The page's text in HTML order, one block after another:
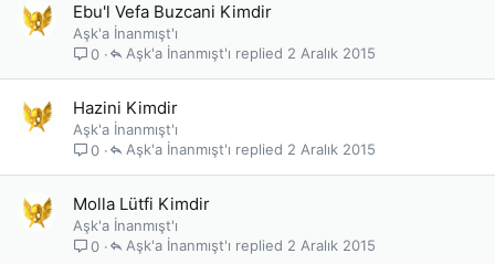
Ebu'l Vefa Buzcani Kimdir
Aşk'a İnanmışt'ı
0
2 Aralık 2015
Aşk'a İnanmışt'ı
Hazini Kimdir
Aşk'a İnanmışt'ı
0
2 Aralık 2015
Aşk'a İnanmışt'ı
Molla Lütfi Kimdir
Aşk'a İnanmışt'ı
0
2 Aralık 2015
Aşk'a İnanmışt'ı